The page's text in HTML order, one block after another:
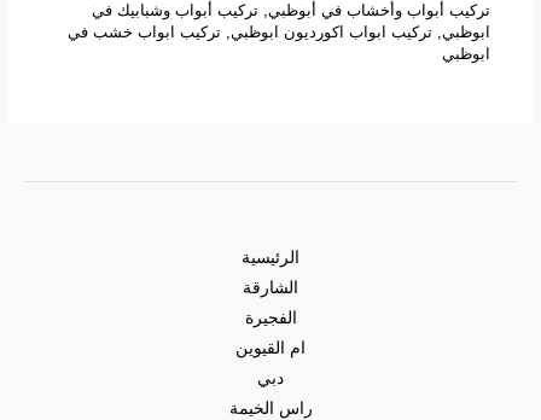
تركيب أبواب وأخشاب في أبوظبي, تركيب أبواب وشبابيك في
ابوظبي, تركيب ابواب اكورديون ابوظبي, تركيب ابواب خشب في
ابوظبي
الرئيسية
الشارقة
الفجيرة
ام القيوين
دبي
راس الخيمة